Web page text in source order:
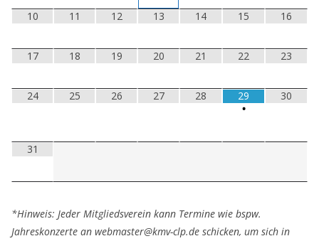
10 11 12 13 14 15 16
17 18 19 20 21 22 23
24 25 26 27 28
29
•
30
31
*Hinweis: Jeder Mitgliedsverein kann Termine wie bspw.
Jahreskonzerte an webmaster@kmv-clp.de schicken, um sich in